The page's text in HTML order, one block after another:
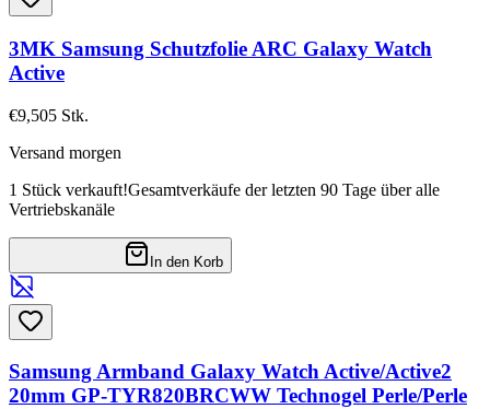
3MK Samsung Schutzfolie ARC Galaxy Watch
Active
€9,505 Stk.
Versand morgen
1 Stück verkauft!Gesamtverkäufe der letzten 90 Tage über alle
Vertriebskanäle
In den Korb
Samsung Armband Galaxy Watch Active/Active2
20mm GP-TYR820BRCWW Technogel Perle/Perle